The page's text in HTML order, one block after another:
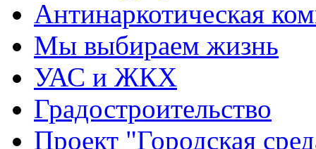
Антинаркотическая
Мы выбираем жизнь
УАС и ЖКХ
Градостроительство
Проект "Городская